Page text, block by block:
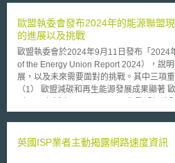
歐盟執委會發布2024年的能源聯盟
的進展以及挑戰
歐盟執委會於2024年9月11日發布「2024
of the Energy Union Report 2024），說
展，以及未來需要面對的挑戰。其中三項
（1） 歐盟減碳和再生能源發展成果顯著 歐盟的溫室氣體排放量從1990年
發展方面，風力發電成為歐盟第二大電力
過，歐盟仍需要加強能源效率措施，以實
英國ISP業者主動揭露網路速度資訊